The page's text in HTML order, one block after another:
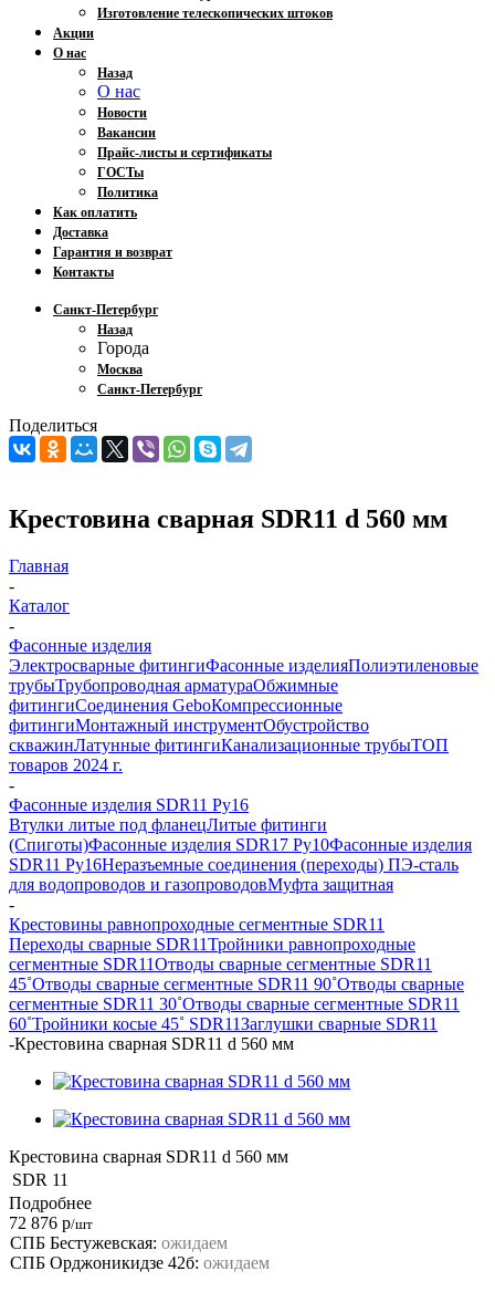
Изготовление телескопических штоков
Акции
О нас
Назад
О нас
Новости
Вакансии
Прайс-листы и сертификаты
ГОСТы
Политика
Как оплатить
Доставка
Гарантия и возврат
Контакты
Санкт-Петербург
Назад
Города
Москва
Санкт-Петербург
Поделиться
Крестовина сварная SDR11 d 560 мм
Главная
-
Каталог
-
Фасонные изделия
Электросварные фитингиФасонные изделияПолиэтиленовые
трубыТрубопроводная арматураОбжимные
фитингиСоединения GeboКомпрессионные
фитингиМонтажный инструментОбустройство
скважинЛатунные фитингиКанализационные трубыТОП
товаров 2024 г.
-
Фасонные изделия SDR11 Ру16
Втулки литые под фланецЛитые фитинги
(Спиготы)Фасонные изделия SDR17 Ру10Фасонные изделия
SDR11 Ру16Неразъемные соединения (переходы) ПЭ-сталь
для водопроводов и газопроводовМуфта защитная
-
Крестовины равнопроходные сегментные SDR11
Переходы сварные SDR11Тройники равнопроходные
сегментные SDR11Отводы сварные сегментные SDR11
45˚Отводы сварные сегментные SDR11 90˚Отводы сварные
сегментные SDR11 30˚Отводы сварные сегментные SDR11
60˚Тройники косые 45˚ SDR11Заглушки сварные SDR11
-Крестовина сварная SDR11 d 560 мм
Крестовина сварная SDR11 d 560 мм
SDR 11
Подробнее
72 876 р/шт
СПБ Бестужевская: ожидаем
СПБ Орджоникидзе 42б: ожидаем